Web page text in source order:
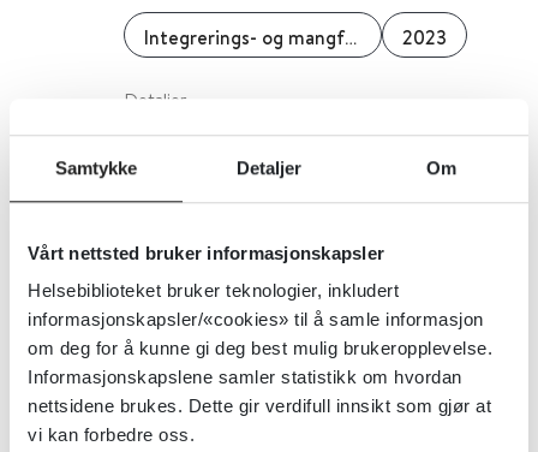
Samtykke Detaljer Om
Vårt nettsted bruker informasjonskapsler
Helsebiblioteket bruker teknologier, inkludert
informasjonskapsler/«cookies» til å samle informasjon
om deg for å kunne gi deg best mulig brukeropplevelse.
Informasjonskapslene samler statistikk om hvordan
nettsidene brukes. Dette gir verdifull innsikt som gjør at
vi kan forbedre oss.
Integrerings- og mangfoldsdirektoratet (IMDi) 2023
Detaljer
Barn med nedsatt funksjonsevne -
omsorgstjenester
Barne-, ungdoms- og familiedirektoratet (Bufdir) 2021
Detaljer